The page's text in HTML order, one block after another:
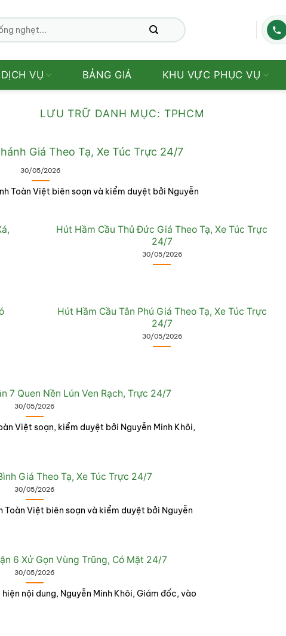
DỊCH VỤ BẢNG GIÁ KHU VỰC PHỤC VỤ
LƯU TRỮ DANH MỤC: TPHCM
Giá Theo Tạ, Xe Túc Trực 24/7
30/05/2026
Toàn Việt biên soạn và kiểm duyệt bởi Nguyễn
Hút Hầm Cầu Thủ Đức Giá Theo Tạ, Xe Túc Trực
24/7
30/05/2026
Hút Hầm Cầu Tân Phú Giá Theo Tạ, Xe Túc Trực
24/7
30/05/2026
7 Quen Nền Lún Ven Rạch, Trực 24/7
30/05/2026
Việt soạn, kiểm duyệt bởi Nguyễn Minh Khôi,
Giá Theo Tạ, Xe Túc Trực 24/7
30/05/2026
Toàn Việt biên soạn và kiểm duyệt bởi Nguyễn
6 Xử Gọn Vùng Trũng, Có Mặt 24/7
30/05/2026
nội dung, Nguyễn Minh Khôi, Giám đốc, vào